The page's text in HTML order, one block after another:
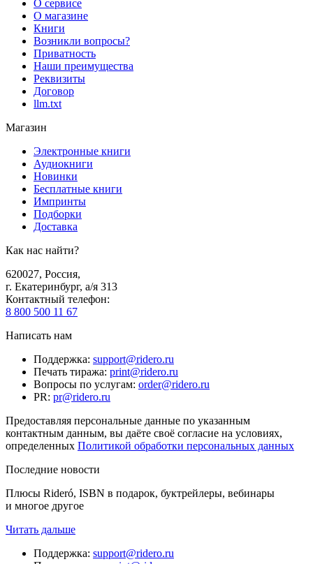
О сервисе
О магазине
Книги
Возникли вопросы?
Приватность
Наши преимущества
Реквизиты
Договор
llm.txt
Магазин
Электронные книги
Аудиокниги
Новинки
Бесплатные книги
Импринты
Подборки
Доставка
Как нас найти?
620027, Россия,
г. Екатеринбург, а/я 313
Контактный телефон:
8 800 500 11 67
Написать нам
Поддержка: support@ridero.ru
Печать тиража: print@ridero.ru
Вопросы по услугам: order@ridero.ru
PR: pr@ridero.ru
Предоставляя персональные данные по указанным
контактным данным, вы даёте своё согласие на условиях,
определенных Политикой обработки персональных данных
Последние новости
Плюсы Rideró, ISBN в подарок, буктрейлеры, вебинары
и многое другое
Читать дальше
Поддержка: support@ridero.ru